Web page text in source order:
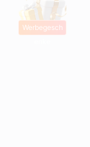
Werbegesch